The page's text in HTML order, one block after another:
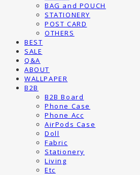
BAG and POUCH
STATIONERY
POST CARD
OTHERS
BEST
SALE
Q&A
ABOUT
WALLPAPER
B2B
B2B Board
Phone Case
Phone Acc
AirPods Case
Doll
Fabric
Stationery
Living
Etc